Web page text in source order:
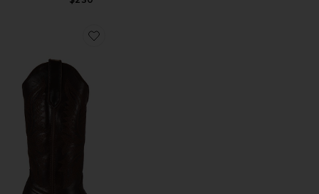
Favorite ROUND UP ブーツ